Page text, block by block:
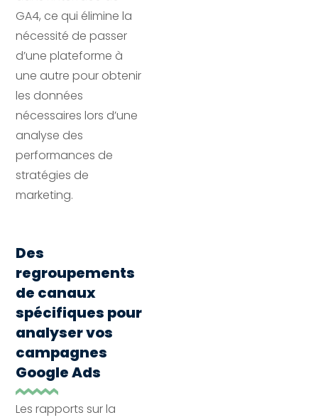
GA4, ce qui élimine la
nécessité de passer
d’une plateforme à
une autre pour obtenir
les données
nécessaires lors d’une
analyse des
performances de
stratégies de
marketing.
Des
regroupements
de canaux
spécifiques pour
analyser vos
campagnes
Google Ads
Les rapports sur la